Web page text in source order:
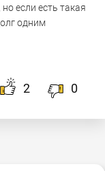
если есть такая
одним
2 0